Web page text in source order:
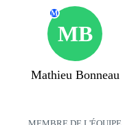
MB
M
Mathieu Bonneau